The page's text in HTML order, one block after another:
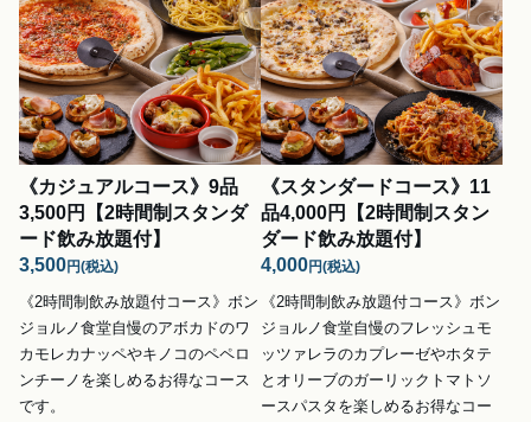
《カジュアルコース》9品
3,500円【2時間制スタンダ
ード飲み放題付】
3,500円(税込)
《2時間制飲み放題付コース》ボン
ジョルノ食堂自慢のアボカドのワ
カモレカナッペやキノコのペペロ
ンチーノを楽しめるお得なコース
です。
《スタンダードコース》11
品4,000円【2時間制スタン
ダード飲み放題付】
4,000円(税込)
《2時間制飲み放題付コース》ボン
ジョルノ食堂自慢のフレッシュモ
ッツァレラのカプレーゼやホタテ
とオリーブのガーリックトマトソ
ースパスタを楽しめるお得なコー